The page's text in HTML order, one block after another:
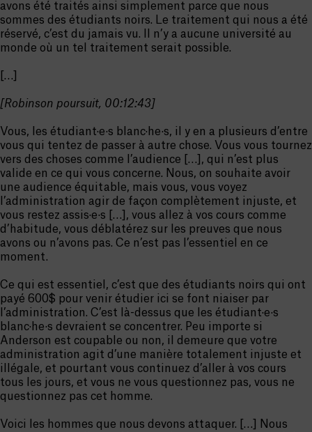
avons été traités ainsi simplement parce que nous
sommes des étudiants noirs. Le traitement qui nous a été
réservé, c’est du jamais vu. Il n’y a aucune université au
monde où un tel traitement serait possible.
[…]
[Robinson poursuit, 00:12:43]
Vous, les étudiant·e·s blanc·he·s, il y en a plusieurs d’entre
vous qui tentez de passer à autre chose. Vous vous tournez
vers des choses comme l’audience […], qui n’est plus
valide en ce qui vous concerne. Nous, on souhaite avoir
une audience équitable, mais vous, vous voyez
l’administration agir de façon complètement injuste, et
vous restez assis·e·s […], vous allez à vos cours comme
d’habitude, vous déblatérez sur les preuves que nous
avons ou n’avons pas. Ce n’est pas l’essentiel en ce
moment.
Ce qui est essentiel, c’est que des étudiants noirs qui ont
payé 600$ pour venir étudier ici se font niaiser par
l’administration. C’est là-dessus que les étudiant·e·s
blanc·he·s devraient se concentrer. Peu importe si
Anderson est coupable ou non, il demeure que votre
administration agit d’une manière totalement injuste et
illégale, et pourtant vous continuez d’aller à vos cours
tous les jours, et vous ne vous questionnez pas, vous ne
questionnez pas cet homme.
Voici les hommes que nous devons attaquer. […] Nous